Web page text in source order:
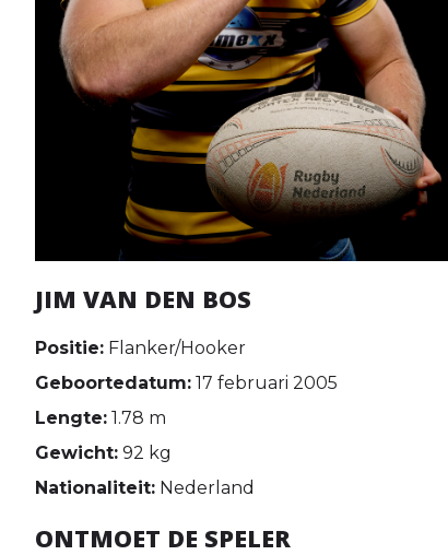
JIM VAN DEN BOS
Positie: Flanker/Hooker
Geboortedatum: 17 februari 2005
Lengte: 1.78 m
Gewicht: 92 kg
Nationaliteit: Nederland
ONTMOET DE SPELER